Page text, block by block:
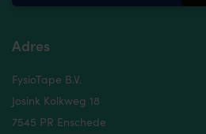
Adres
FysioTape B.V.
Josink Kolkweg 18
7545 PR Enschede